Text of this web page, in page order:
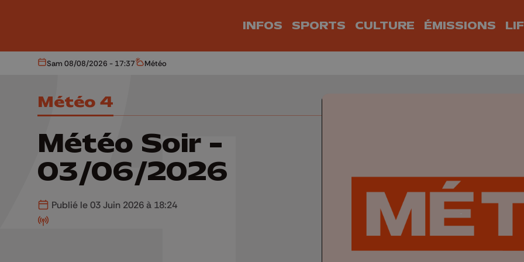
INFOS SPORTS CULTURE ÉMISSIONS
Aujourd'hui
Sam 08/08/2026 - 17:37 Météo
Météo
Météo 4
Météo Soir -
03/06/2026
Publié le 03 Juin 2026 à 18:24